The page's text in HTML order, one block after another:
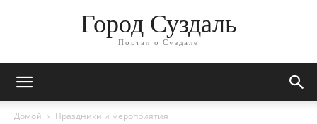
Город Суздаль
Портал о Суздале
Домой Праздники и мероприятия